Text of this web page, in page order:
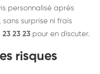
personnalisé après
surprise ni frais
23 23 23 pour en discuter.
risques